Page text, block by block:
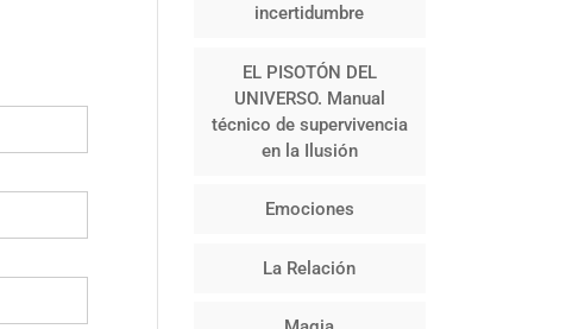
incertidumbre
EL PISOTÓN DEL
UNIVERSO. Manual
técnico de supervivencia
en la Ilusión
Emociones
La Relación